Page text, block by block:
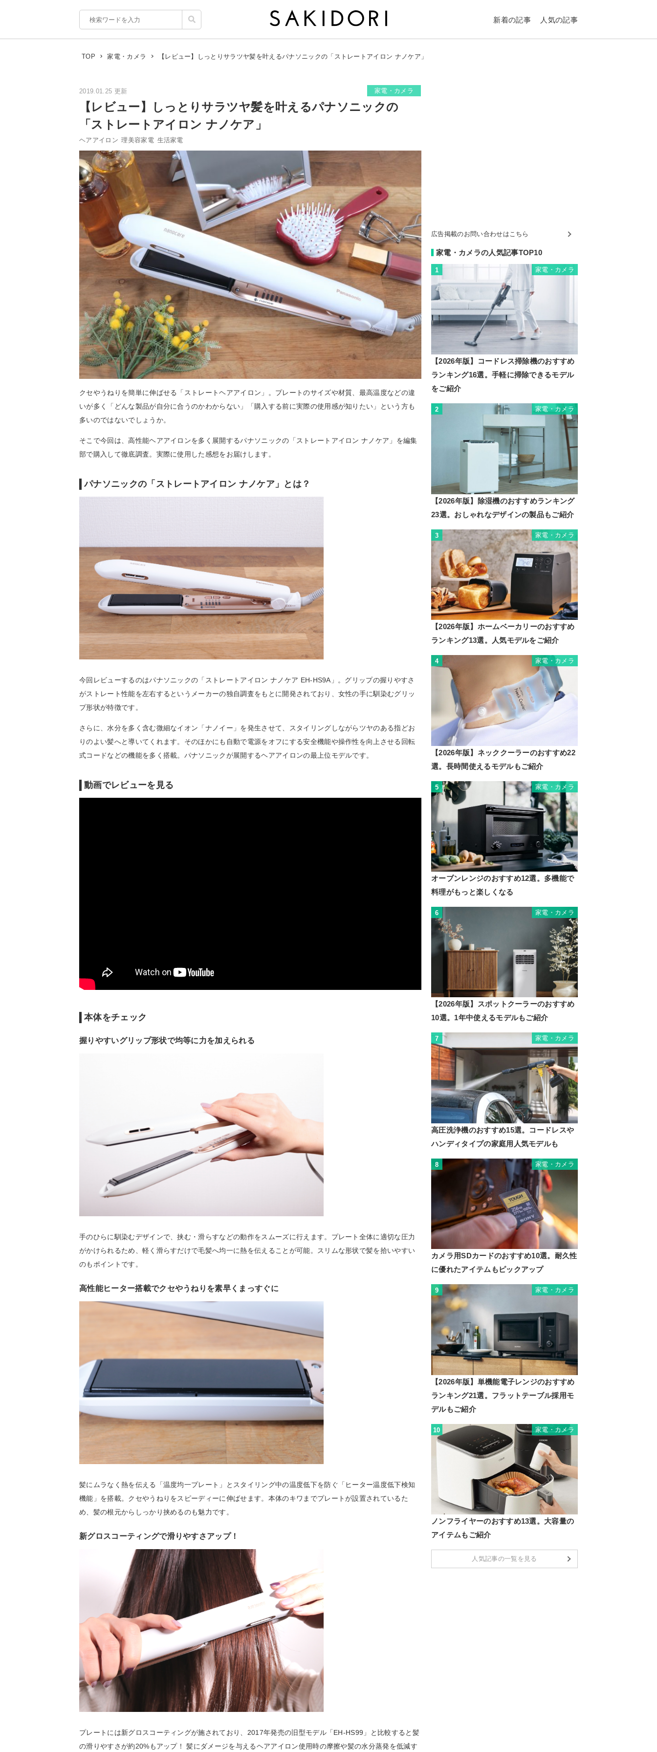
新着の記事 人気の記事
TOP 家電・カメラ 【レビュー】しっとりサラツヤ髪を叶えるパナソニックの「ストレートアイロン ナノケア」
2019.01.25 更新 家電・カメラ
【レビュー】しっとりサラツヤ髪を叶えるパナソニックの
「ストレートアイロン ナノケア」
ヘアアイロン 理美容家電 生活家電
クセやうねりを簡単に伸ばせる「ストレートヘアアイロン」。プレートのサイズや材質、最高温度などの違
いが多く「どんな製品が自分に合うのかわからない」「購入する前に実際の使用感が知りたい」という方も
多いのではないでしょうか。
そこで今回は、高性能ヘアアイロンを多く展開するパナソニックの「ストレートアイロン ナノケア」を編集
部で購入して徹底調査。実際に使用した感想をお届けします。
パナソニックの「ストレートアイロン ナノケア」とは？
今回レビューするのはパナソニックの「ストレートアイロン ナノケア EH-HS9A」。グリップの握りやすさ
がストレート性能を左右するというメーカーの独自調査をもとに開発されており、女性の手に馴染むグリッ
プ形状が特徴です。
さらに、水分を多く含む微細なイオン「ナノイー」を発生させて、スタイリングしながらツヤのある指どお
りのよい髪へと導いてくれます。そのほかにも自動で電源をオフにする安全機能や操作性を向上させる回転
式コードなどの機能を多く搭載。パナソニックが展開するヘアアイロンの最上位モデルです。
動画でレビューを見る
本体をチェック
握りやすいグリップ形状で均等に力を加えられる
手のひらに馴染むデザインで、挟む・滑らすなどの動作をスムーズに行えます。プレート全体に適切な圧力
がかけられるため、軽く滑らすだけで毛髪へ均一に熱を伝えることが可能。スリムな形状で髪を拾いやすい
のもポイントです。
高性能ヒーター搭載でクセやうねりを素早くまっすぐに
髪にムラなく熱を伝える「温度均一プレート」とスタイリング中の温度低下を防ぐ「ヒーター温度低下検知
機能」を搭載。クセやうねりをスピーディーに伸ばせます。本体のキワまでプレートが設置されているた
め、髪の根元からしっかり挟めるのも魅力です。
新グロスコーティングで滑りやすさアップ！
プレートには新グロスコーティングが施されており、2017年発売の旧型モデル「EH-HS99」と比較すると髪
の滑りやすさが約20%もアップ！ 髪にダメージを与えるヘアアイロン使用時の摩擦や髪の水分蒸発を低減す
広告掲載のお問い合わせはこちら
家電・カメラの人気記事TOP10
1 家電・カメラ
【2026年版】コードレス掃除機のおすすめ
ランキング16選。手軽に掃除できるモデル
をご紹介
2 家電・カメラ
【2026年版】除湿機のおすすめランキング
23選。おしゃれなデザインの製品もご紹介
3 家電・カメラ
【2026年版】ホームベーカリーのおすすめ
ランキング13選。人気モデルをご紹介
4 家電・カメラ
【2026年版】ネッククーラーのおすすめ22
選。長時間使えるモデルもご紹介
5 家電・カメラ
オーブンレンジのおすすめ12選。多機能で
料理がもっと楽しくなる
6 家電・カメラ
【2026年版】スポットクーラーのおすすめ
10選。1年中使えるモデルもご紹介
7 家電・カメラ
高圧洗浄機のおすすめ15選。コードレスや
ハンディタイプの家庭用人気モデルも
8 家電・カメラ
カメラ用SDカードのおすすめ10選。耐久性
に優れたアイテムもピックアップ
9 家電・カメラ
【2026年版】単機能電子レンジのおすすめ
ランキング21選。フラットテーブル採用モ
デルもご紹介
10 家電・カメラ
ノンフライヤーのおすすめ13選。大容量の
アイテムもご紹介
人気記事の一覧を見る